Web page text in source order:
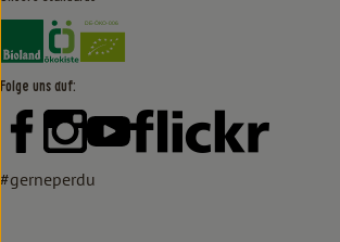
Externer Link zu https://
Externer Link zu https://
Folge uns auf:
Externer Link zu https://
Externer Link zu https://
Externer Link zu https://Externer
#gerneperdu